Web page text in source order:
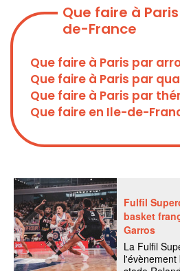
Que faire à
de-France
Que faire à Paris par
Que faire à Paris par
Que faire à Paris par
Que faire en Ile-de-